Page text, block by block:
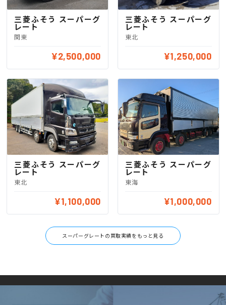
三菱ふそう スーパーグ
レート
関東
¥2,500,000
三菱ふそう スーパーグ
レート
東北
¥1,250,000
三菱ふそう スーパーグ
レート
東北
¥1,100,000
三菱ふそう スーパーグ
レート
東海
¥1,000,000
スーパーグレートの買取実績をもっと見る